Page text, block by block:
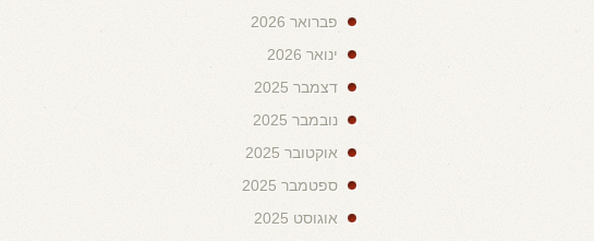
פברואר 2026
ינואר 2026
דצמבר 2025
נובמבר 2025
אוקטובר 2025
ספטמבר 2025
אוגוסט 2025